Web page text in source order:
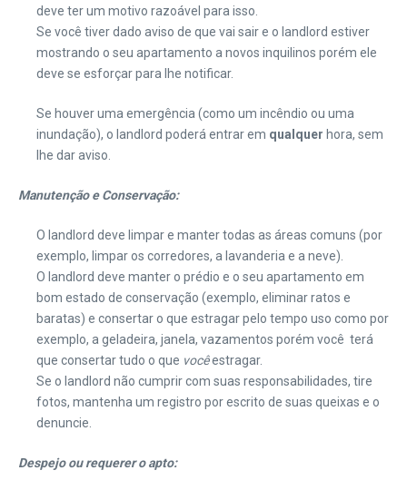
deve ter um motivo razoável para isso.
Se você tiver dado aviso de que vai sair e o landlord estiver
mostrando o seu apartamento a novos inquilinos porém ele
deve se esforçar para lhe notificar.
Se houver uma emergência (como um incêndio ou uma
inundação), o landlord poderá entrar em qualquer hora, sem
lhe dar aviso.
Manutenção e Conservação:
O landlord deve limpar e manter todas as áreas comuns (por
exemplo, limpar os corredores, a lavanderia e a neve).
O landlord deve manter o prédio e o seu apartamento em
bom estado de conservação (exemplo, eliminar ratos e
baratas) e consertar o que estragar pelo tempo uso como por
exemplo, a geladeira, janela, vazamentos porém você terá
que consertar tudo o que vocêestragar.
Se o landlord não cumprir com suas responsabilidades, tire
fotos, mantenha um registro por escrito de suas queixas e o
denuncie.
Despejo ou requerer o apto: